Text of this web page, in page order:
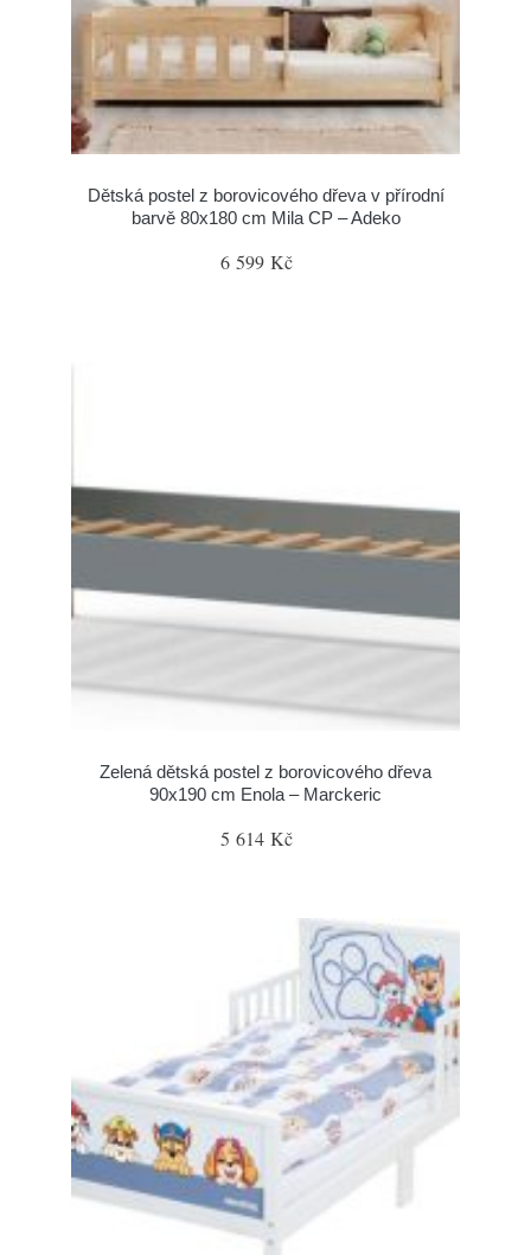
Dětská postel z borovicového dřeva v přírodní
barvě 80x180 cm Mila CP – Adeko
6 599 Kč
Zelená dětská postel z borovicového dřeva
90x190 cm Enola – Marckeric
5 614 Kč